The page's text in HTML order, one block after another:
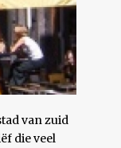
van zuid
die veel